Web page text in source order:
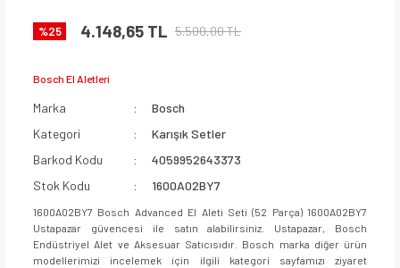
%25 4.148,65 TL 5.500,00 TL
Bosch El Aletleri
Marka
Bosch
Kategori
Karışık Setler
Barkod Kodu
4059952643373
Stok Kodu
1600A02BY7
1600A02BY7 Bosch Advanced El Aleti Seti (52 Parça) 1600A02BY7
Ustapazar güvencesi ile satın alabilirsiniz. Ustapazar, Bosch
Endüstriyel Alet ve Aksesuar Satıcısıdır. Bosch marka diğer ürün
modellerimizi incelemek için ilgili kategori sayfamızı ziyaret